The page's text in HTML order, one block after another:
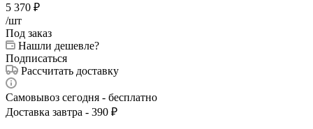
5 370 ₽
/шт
Под заказ
Нашли дешевле?
Подписаться
Рассчитать доставку
Самовывоз сегодня - бесплатно
Доставка завтра - 390 ₽